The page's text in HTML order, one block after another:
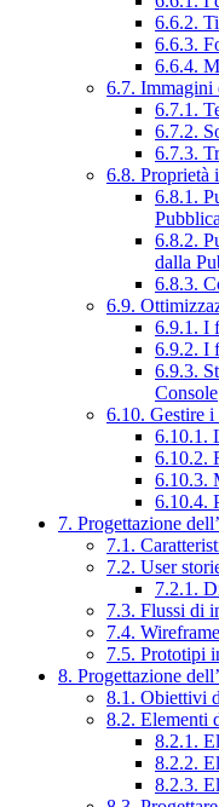
6.6.2.
6.6.3.
6.6.4.
6.7. Immagini
6.7.1.
6.7.2.
6.7.3.
6.8. Proprietà
6.8.1.
6.8.2.
dalla
6.8.3.
6.9.
6.9.1. I
6.9.2. I
6.9.3.
Console
6.10. Gestire i
6.10.1.
6.10.2.
6.10.3.
6.10.4.
7. Progettazione
7.1.
7.2. User
7.2.1.
7.3. Flussi di
7.4. Wireframe
7.5. Prototipi
8. Progettazione
8.1. Obiettivi
8.2. Elementi
8.2.1.
8.2.2.
8.2.3.